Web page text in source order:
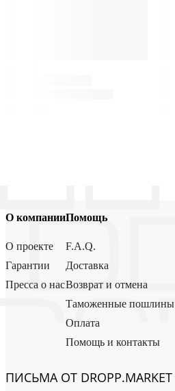
О компании
О проекте
Гарантии
Пресса о нас
Помощь
F.A.Q.
Доставка
Возврат и отмена
Таможенные пошлины
Оплата
Помощь и контакты
ПИСЬМА ОТ DROPP.MARKET